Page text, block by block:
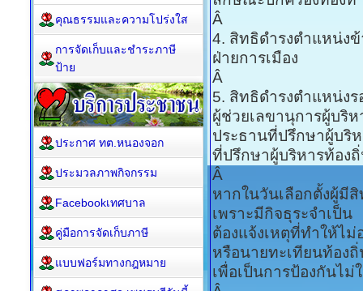
Â
4. สิทธิดำรงตำแหน่ง
ฝ่ายการเมือง
Â
5. สิทธิดำรงตำแหน่ง
ผู้ช่วยเลขานุการผู้บริห
ประธานที่ปรึกษาผู้บริ
ที่ปรึกษาผู้บริหารท้อง
Â
หากในวันเลือกตั้งผู้มี
เพราะมีกิจธุระจำเป็น
ต้องแจ้งเหตุที่ทำให้ไม่
หรือนายทะเทียนท้อง
เพื่อเป็นการป้องกันไม่
คุณธรรมและความโปร่งใส
การจัดเก็บและชำระภาษี
ป้าย
ประกาศ ทต.หนองจอก
ประมวลภาพกิจกรรม
Facebookเทศบาล
คู่มือการจัดเก็บภาษี
แบบฟอร์มทางกฎหมาย